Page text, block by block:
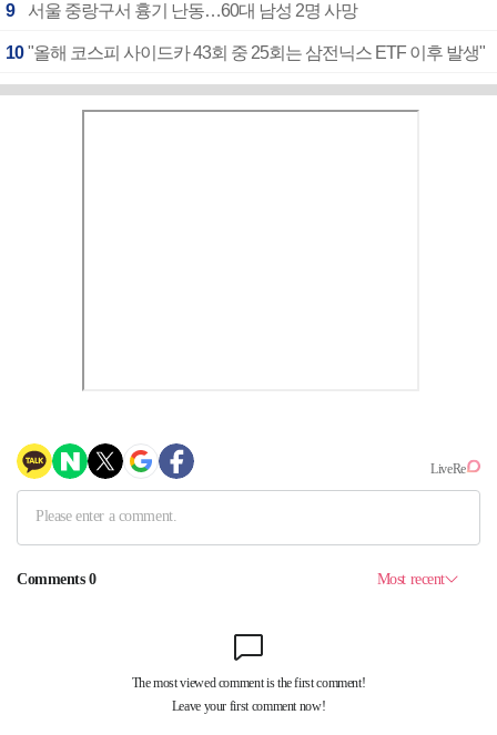
9 서울 중랑구서 흉기 난동…60대 남성 2명 사망
10 "올해 코스피 사이드카 43회 중 25회는 삼전닉스 ETF 이후 발생"